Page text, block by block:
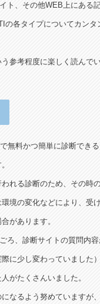
ト、その他WEB上にある
の各タイプについてカンタ
参考程度に楽しく読んで
無料かつ簡単に診断でき
れる診断のため、その時
境の変化などにより、受
があります。
ろ、診断サイトの質問内
際に少し変わっていました
がたくさんいました。
なるよう努めていますが